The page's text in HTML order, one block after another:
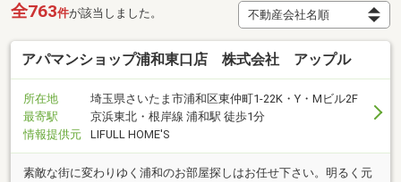
全763件が該当しました。
アパマンショップ浦和東口店 株式会社 アップル
所在地
埼玉県さいたま市浦和区東仲町1-22K・Y・Mビル2F
最寄駅
京浜東北・根岸線 浦和駅 徒歩1分
情報提供元
LIFULL HOME'S
素敵な街に変わりゆく浦和のお部屋探しはお任せ下さい。明るく元